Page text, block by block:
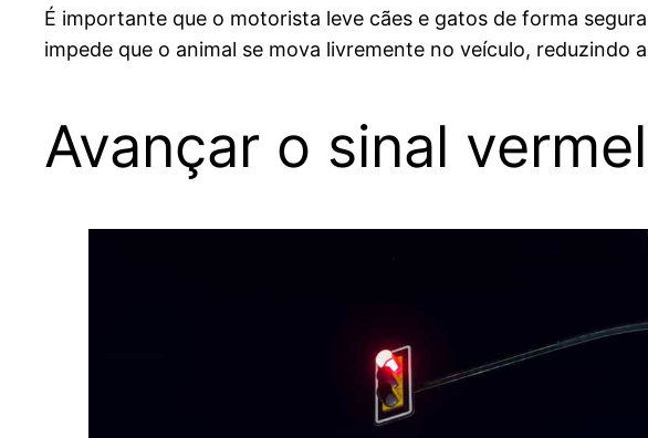
É importante que o motorista leve cães e gatos de forma
impede que o animal se mova livremente no veículo, reduzindo
Avançar o sinal